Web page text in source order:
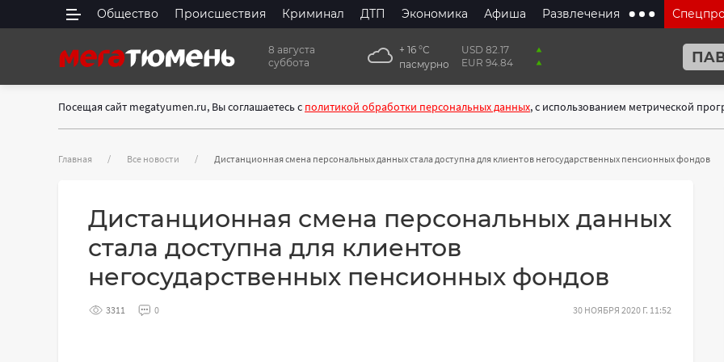
Общество Происшествия Криминал ДТП Экономика Афиша Развлечения
8 августа
суббота
+ 16 °С
пасмурно
USD 82.17
EUR 94.84
Посещая сайт megatyumen.ru, Вы соглашаетесь с политикой обработки персональных данных, с использованием метрической
Главная Все новости Дистанционная смена персональных данных стала доступна для клиентов негосударственных пенсионных фондов
Дистанционная смена персональных данных
стала доступна для клиентов
негосударственных пенсионных фондов
3311 0 30 НОЯБРЯ 2020 Г. 11:52